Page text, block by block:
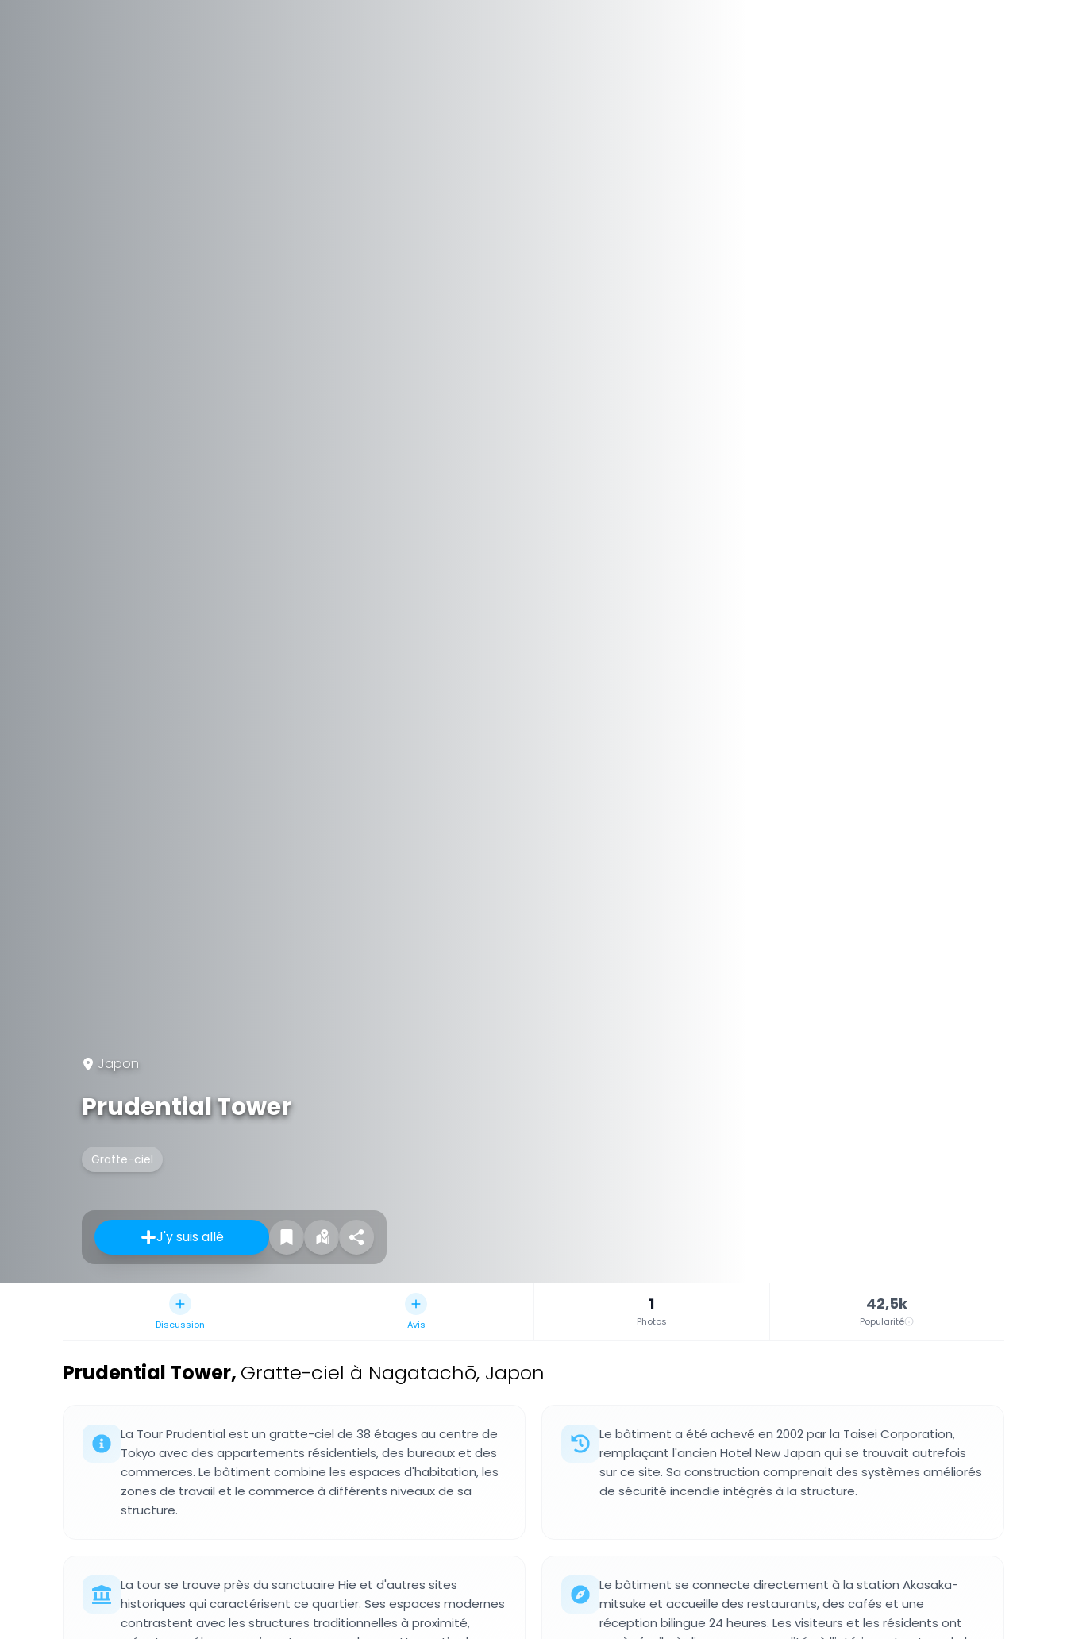
Japon
Prudential Tower
Gratte-ciel
J'y suis allé
Discussion Avis
1
Photos
42,5k
Popularité
Prudential Tower, Gratte-ciel à Nagatachō, Japon
La Tour Prudential est un gratte-ciel de 38 étages au centre de
Tokyo avec des appartements résidentiels, des bureaux et des
commerces. Le bâtiment combine les espaces d'habitation, les
zones de travail et le commerce à différents niveaux de sa
structure.
Le bâtiment a été achevé en 2002 par la Taisei Corporation,
remplaçant l'ancien Hotel New Japan qui se trouvait autrefois
sur ce site. Sa construction comprenait des systèmes améliorés
de sécurité incendie intégrés à la structure.
La tour se trouve près du sanctuaire Hie et d'autres sites
historiques qui caractérisent ce quartier. Ses espaces modernes
contrastent avec les structures traditionnelles à proximité,
Le bâtiment se connecte directement à la station Akasaka-
mitsuke et accueille des restaurants, des cafés et une
réception bilingue 24 heures. Les visiteurs et les résidents ont